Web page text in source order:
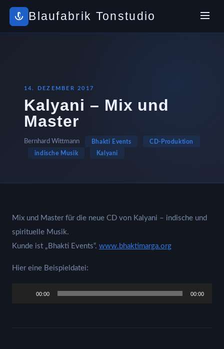
Blaufabrik Tonstudio
14. DEZEMBER 2017
Kalyani – Mix und
Master
Bernhard Wittmann Bhakti Events
CD-Produktion
indische Musik
Kalyani
Mix und Master für die neue CD von Kalyani – indische und
spirituelle Musik.
Kunde ist „Bhakti Events“. www.bhaktimarga.org
Hier eine Beispieldatei:
00:00 00:00